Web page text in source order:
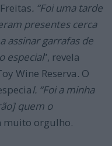
. “Foi uma tarde
presentes cerca
assinar garrafas de
especial”, revela
Wine Reserva. O
l. “Foi a minha
quem o
muito orgulho.